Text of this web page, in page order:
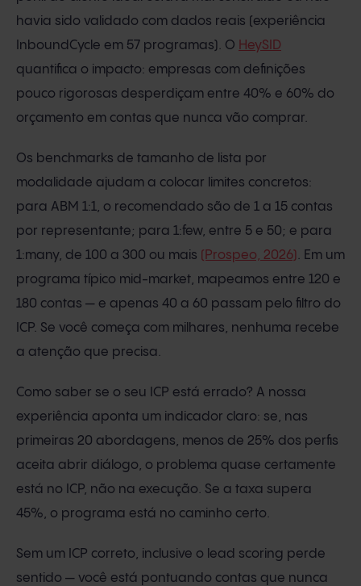
havia sido validado com dados reais (experiência
InboundCycle em 57 programas). O HeySID
quantifica o impacto: empresas com definições
pouco rigorosas desperdiçam entre 40% e 60% do
orçamento em contas que nunca vão comprar.
Os benchmarks de tamanho de lista por
modalidade ajudam a colocar limites concretos:
para ABM 1:1, o recomendado são de 1 a 15 contas
por representante; para 1:few, entre 5 e 50; e para
1:many, de 100 a 300 ou mais (Prospeo, 2026) . Em um
programa típico mid-market, mapeamos entre 120 e
180 contas — e apenas 40 a 60 passam pelo filtro do
ICP. Se você começa com milhares, nenhuma recebe
a atenção que precisa.
Como saber se o seu ICP está errado? A nossa
experiência aponta um indicador claro: se, nas
primeiras 20 abordagens, menos de 25% dos perfis
aceita abrir diálogo, o problema quase certamente
está no ICP, não na execução. Se a taxa supera
45%, o programa está no caminho certo.
Sem um ICP correto, inclusive o lead scoring perde
sentido — você está pontuando contas que nunca